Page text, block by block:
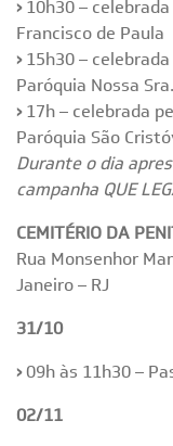
›10h30 –
Francisco de Paula
›15h30 –
Paróquia Nossa
›17h – celebrada
Paróquia São
Durante o dia
campanha QUE
CEMITÉRIO DA
Rua Monsenhor
Janeiro – RJ
31/10
›09h às 11h30 –
02/11